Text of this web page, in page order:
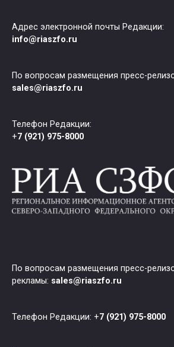
Адрес электронной почты Редакции:
info@riaszfo.ru
По вопросам размещения пресс-
sales@riaszfo.ru
Телефон Редакции:
+7 (921) 975-8000
По вопросам размещения пресс-
рекламы: sales@riaszfo.ru
Телефон Редакции: +7 (921) 975-8000